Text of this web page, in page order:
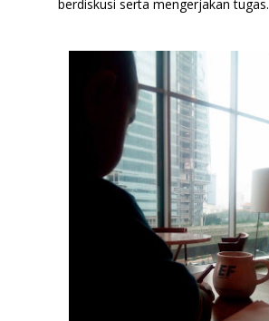
berdiskusi serta mengerjakan tugas.